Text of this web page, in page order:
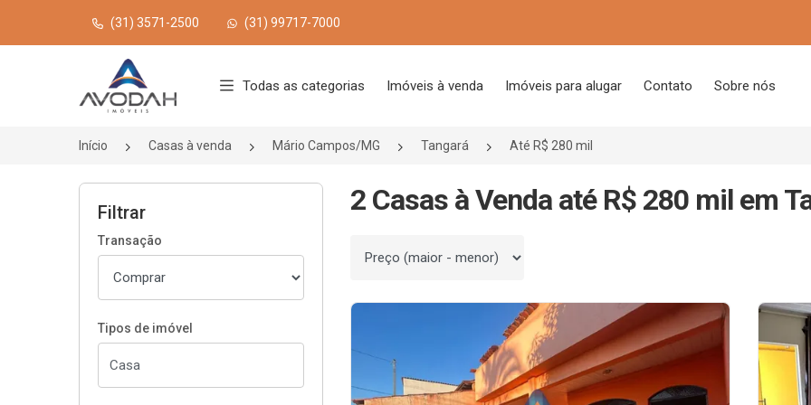
(31) 3571-2500 (31) 99717-7000
Página inicial
Todas as categorias Imóveis à venda Imóveis para alugar Contato Sobre nós
Início Casas à venda Mário Campos/MG Tangará Até R$ 280 mil
Filtrar
Transação
Tipos de imóvel
2 Casas à Venda até R$ 280 mil em
Ordenar por